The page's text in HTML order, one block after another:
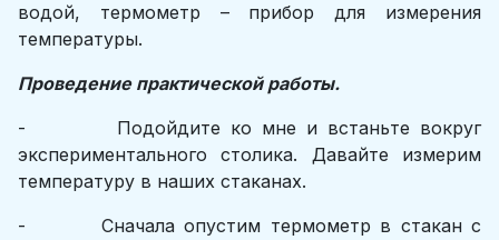
водой, термометр – прибор для измерения
температуры.
Проведение практической работы.
- Подойдите ко мне и встаньте вокруг
экспериментального столика. Давайте измерим
температуру в наших стаканах.
- Сначала опустим термометр в стакан с